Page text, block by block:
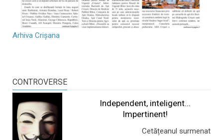
Arhiva Crișana
CONTROVERSE
Independent, inteligent...
Impertinent!
Cetățeanul surmenat